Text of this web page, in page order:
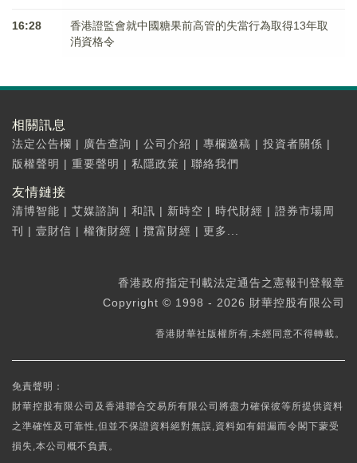
16:28
香港證監會就中國糖果前高管的失當行為取得13年取
消資格令
相關訊息
法定公告欄 | 廣告查詢 | 公司介紹 | 專欄邀稿 | 投資者關係 |
版權聲明 | 重要聲明 | 私隱政策 | 聯絡我們
友情鏈接
清博智能 | 艾媒諮詢 | 和訊 | 新時空 | 時代財經 | 證券市場周
刊
| 壹財信 | 權衡財經 | 攬富財經 | 更多...
香港政府指定刊載法定通告之憲報刊登報章
Copyright © 1998 - 2026 財華控股有限公司
香港財華社版權所有,未經同意不得轉載。
免責聲明：
財華控股有限公司及香港聯合交易所有限公司將盡力確保彼等所提供資料
之準確性及可靠性,但並不保證資料絕對無誤,資料如有錯漏而令閣下蒙受
損失,本公司概不負責。